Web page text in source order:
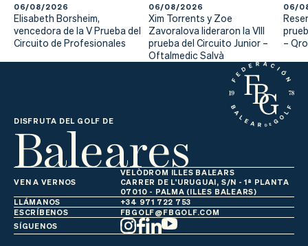
06/08/2026
Elisabeth Borsheim,
vencedora de la V Prueba del
Circuito de Profesionales
06/08/2026
Xim Torrents y Zoe
Zavoralova lideraron la VIII
prueba del Circuito Junior –
Oftalmedic Salvà
06/
–
DISFRUTA DEL GOLF DE
Baleares
VEN A VERNOS
VELÒDROM ILLES BALEARS
CARRER DE L'URUGUAI, S/N - 1ª PLANTA
07010 - PALMA (ILLES BALEARS)
LLÁMANOS
+34 971 722 753
ESCRÍBENOS
FBGOLF@FBGOLF.COM
SÍGUENOS